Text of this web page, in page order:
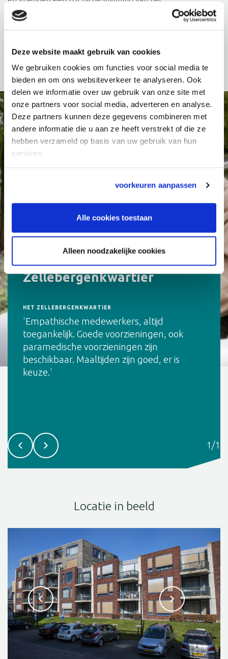
Deze website maakt gebruik van cookies
We gebruiken cookies om functies voor social media te
bieden en om ons websiteverkeer te analyseren. Ook
delen we informatie over uw gebruik van onze site met
onze partners voor social media, adverteren en analyse.
Deze partners kunnen deze gegevens combineren met
andere informatie die u aan ze heeft verstrekt of die ze
hebben verzameld op basis van uw gebruik van hun
services.
voorkeuren aanpassen
Alle cookies toestaan
Alleen noodzakelijke cookies
dagprogramma. Zij zijn onderdeel van het leven van onze
Bewoners over Het Zellebergenkwartier
Bewoners over Het
Zellebergenkwartier
HET ZELLEBERGENKWARTIER
'Empathische medewerkers, altijd
toegankelijk. Goede voorzieningen, ook
paramedische voorzieningen zijn
beschikbaar. Maaltijden zijn goed, er is
keuze.'
1 /1
De waardering voor Het
Zellebergenkwartier
Locatie in beeld